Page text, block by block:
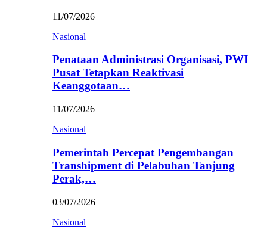
11/07/2026
Nasional
Penataan Administrasi Organisasi, PWI
Pusat Tetapkan Reaktivasi
Keanggotaan…
11/07/2026
Nasional
Pemerintah Percepat Pengembangan
Transhipment di Pelabuhan Tanjung
Perak,…
03/07/2026
Nasional